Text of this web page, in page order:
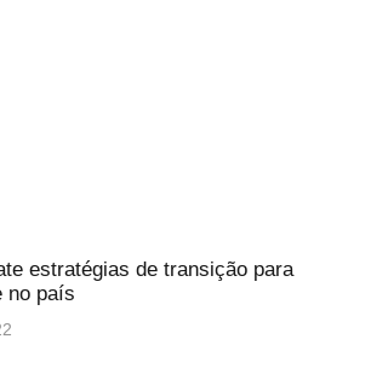
estratégias de transição para
no país